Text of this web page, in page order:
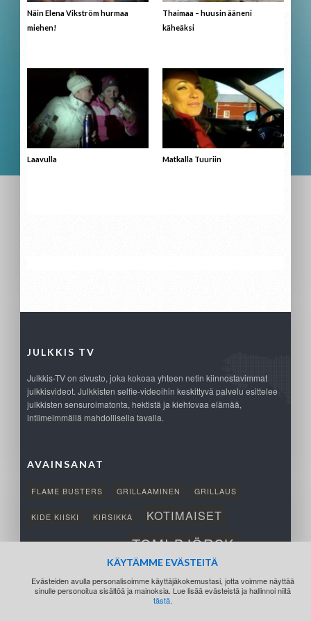
Näin Elena Vikström hurmaa
miehen!
Thaimaa – huusin ääneni
käheäksi
Laavulla Matkalla Tuuriin
JULKKIS TV
Julkkis-TV on sivusto, joka kokoaa yhteen netin kiinnostavimmat
julkkisvideot. Julkkisten selfie-videoihin keskittyvä palvelu esittelee
julkkisten sensuroimatonta, hektistä ja kiehtovaa elämää,
intiimeimmällä mahdollisella tavalla.
AVAINSANAT
FLAME BUSTERS GRILLAAMINEN GRILLAUS
KIDE KIISKI KIRSIKKA KOTIMAISET
TOMI BJÖRCK
KÄYTÄMME EVÄSTEITÄ
Evästeiden avulla personalisoimme käyttäjäkokemustasi, jotta voimme näyttää
sinulle personoitua sisältöä ja mainoksia. Lue lisää evästeistä ja hallinnoi niitä
tästä.